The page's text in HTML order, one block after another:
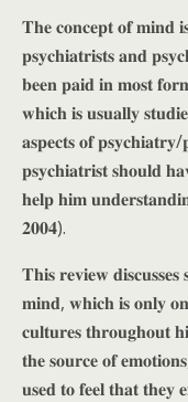
𝐓𝐡𝐞 𝐜𝐨𝐧𝐜𝐞𝐩𝐭 𝐨𝐟 𝐦𝐢𝐧𝐝
𝐩𝐬𝐲𝐜𝐡𝐢𝐚𝐭𝐫𝐢𝐬𝐭𝐬 𝐚𝐧𝐝
𝐛𝐞𝐞𝐧 𝐩𝐚𝐢𝐝 𝐢𝐧 𝐦𝐨𝐬𝐭
𝐰𝐡𝐢𝐜𝐡 𝐢𝐬 𝐮𝐬𝐮𝐚𝐥𝐥𝐲
𝐚𝐬𝐩𝐞𝐜𝐭𝐬 𝐨𝐟
𝐩𝐬𝐲𝐜𝐡𝐢𝐚𝐭𝐫𝐢𝐬𝐭 𝐬𝐡𝐨𝐮𝐥𝐝
𝐡𝐞𝐥𝐩 𝐡𝐢𝐦
𝟐𝟎𝟎𝟒).
𝐓𝐡𝐢𝐬 𝐫𝐞𝐯𝐢𝐞𝐰
𝐦𝐢𝐧𝐝, 𝐰𝐡𝐢𝐜𝐡 𝐢𝐬 𝐨𝐧𝐥𝐲
𝐜𝐮𝐥𝐭𝐮𝐫𝐞𝐬 𝐭𝐡𝐫𝐨𝐮𝐠𝐡𝐨𝐮𝐭
𝐭𝐡𝐞 𝐬𝐨𝐮𝐫𝐜𝐞 𝐨𝐟
𝐮𝐬𝐞𝐝 𝐭𝐨 𝐟𝐞𝐞𝐥 𝐭𝐡𝐚𝐭 𝐭𝐡𝐞𝐲